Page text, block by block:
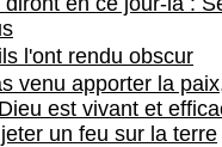
l'ont rendu obscur
venu apporter la
est vivant et
un feu sur la terre